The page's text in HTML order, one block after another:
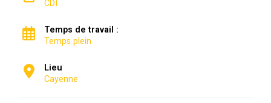
CDI
Temps de travail :
Temps plein
Lieu
Cayenne